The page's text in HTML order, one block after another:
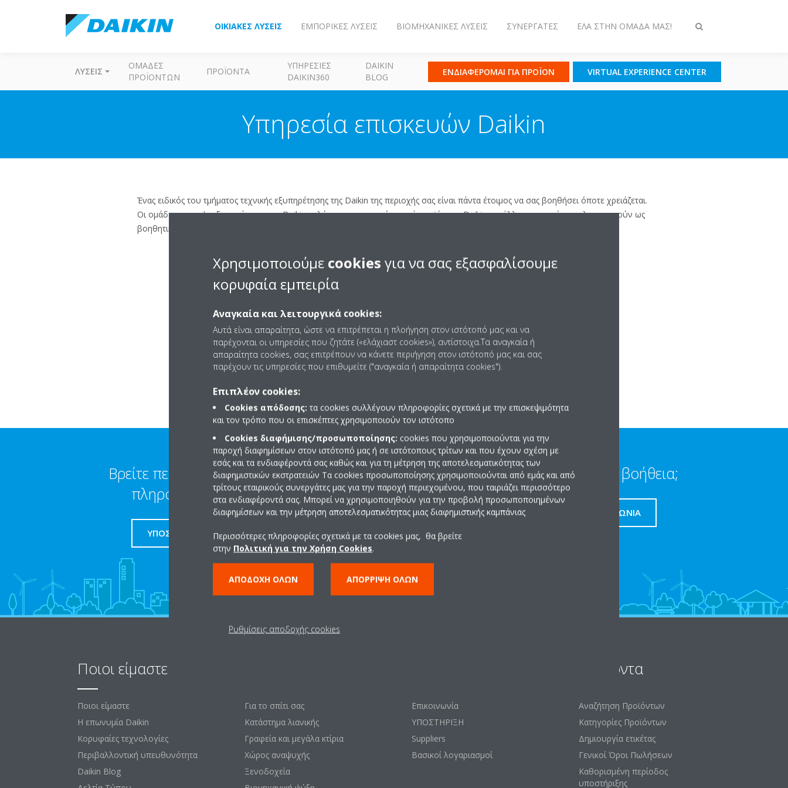
Εναλλαγή
ΟΙΚΙΑΚΈΣ ΛΎΣΕΙΣ ΕΜΠΟΡΙΚΈΣ ΛΎΣΕΙΣ ΒΙΟΜΗΧΑΝΙΚΈΣ ΛΎΣΕΙΣ ΣΥΝΕΡΓΆΤΕΣ ΈΛΑ ΣΤΗΝ ΟΜΆΔΑ ΜΑΣ!
ΛΎΣΕΙΣ
ΟΜΆΔΕΣ
ΠΡΟΪΌΝΤΩΝ
ΠΡΟΪΌΝΤΑ
ΥΠΗΡΕΣΊΕΣ
DAIKIN360
DAIKIN
BLOG
ΕΝΔΙΑΦΕΡΟΜΑΙ ΓΙΑ ΠΡΟΪΟΝ VIRTUAL EXPERIENCE CENTER
Υπηρεσία επισκευών Daikin
Ένας ειδικός του τμήματος τεχνικής εξυπηρέτησης της Daikin της περιοχής σας είναι πάντα έτοιμος να σας βοηθήσει όποτε χρειάζεται.
Οι ομάδες τεχνικής εξυπηρέτησης της Daikin καλύπτουν μια ευρεία σειρά προϊόντων Daikin και άλλες επωνυμίες και λειτουργούν ως
βοηθητική ομάδα υποστήριξης ή ως ο κύριος πάροχός σας τεχνικής εξυπηρέτησης.
ΕΠΙΚΟΙΝΩΝΗΣΤΕ ΜΑΖΙ ΜΑΣ
Βρείτε περισσότερες
πληροφορίες
ΥΠΟΣΤΗΡΙΞΗ
Βρείτε Συνεργάτη
ΠΑΤΉΣΤΕ ΕΔΏ
Χρειάζεστε βοήθεια;
ΕΠΙΚΟΙΝΩΝΊΑ
Ποιοι είμαστε
Ποιοι είμαστε
Η επωνυμία Daikin
Κορυφαίες τεχνολογίες
Περιβαλλοντική υπευθυνότητα
Daikin Blog
Για το σπίτι σας
Κατάστημα λιανικής
Γραφεία και μεγάλα κτίρια
Χώρος αναψυχής
Ξενοδοχεία
Επικοινωνία
ΥΠΟΣΤΗΡΙΞΗ
Suppliers
Βασικοί λογαριασμοί
Προϊόντα
Αναζήτηση Προϊόντων
Κατηγορίες Προϊόντων
Δημιουργία ετικέτας
Γενικοί Όροι Πωλήσεων
Καθορισμένη περίοδος
υποστήριξης
Χρησιμοποιούμε cookies για να σας εξασφαλίσουμε
κορυφαία εμπειρία
Αναγκαία και λειτουργικά cookies:
Αυτά είναι απαραίτητα, ώστε να επιτρέπεται η πλοήγηση στον ιστότοπό μας και να
παρέχονται οι υπηρεσίες που ζητάτε («ελάχιαστ cookies»), αντίστοιχα.Τα αναγκαία ή
απαραίτητα cookies, σας επιτρέπουν να κάνετε περιήγηση στον ιστότοπό μας και σας
παρέχουν τις υπηρεσίες που επιθυμείτε ("αναγκαία ή απαραίτητα cookies").
Επιπλέον cookies:
Cookies απόδοσης: τα cookies συλλέγουν πληροφορίες σχετικά με την επισκεψιμότητα
και τον τρόπο που οι επισκέπτες χρησιμοποιούν τον ιστότοπο
Cookies διαφήμισης/προσωποποίησης: cookies που χρησιμοποιούνται για την
παροχή διαφημίσεων στον ιστότοπό μας ή σε ιστότοπους τρίτων και που έχουν σχέση με
εσάς και τα ενδιαφέροντά σας καθώς και για τη μέτρηση της αποτελεσματικότητας των
διαφημιστικών εκστρατειών Τα cookies προσωποποίησης χρησιμοποιούνται από εμάς και από
τρίτους εταιρικούς συνεργάτες μας για την παροχή περιεχομένου, που ταιριάζει περισσότερο
στα ενδιαφέροντά σας. Μπορεί να χρησιμοποιηθούν για την προβολή προσωποποιημένων
διαφημίσεων και την μέτρηση αποτελεσματικότητας μιας διαφημιστικής καμπάνιας
Περισσότερες πληροφορίες σχετικά με τα cookies μας, θα βρείτε
στην Πολιτική για την Χρήση Cookies.
ΑΠΟΔΟΧΉ ΌΛΩΝ ΑΠΌΡΡΙΨΗ ΌΛΩΝ
Ρυθμίσεις αποδοχής cookies